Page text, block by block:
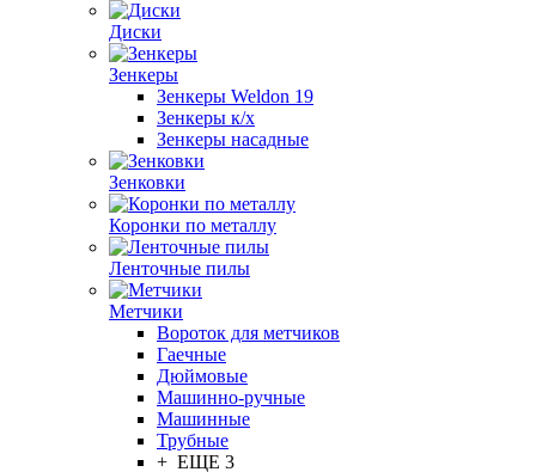
Диски
Зенкеры
Зенкеры Weldon 19
Зенкеры к/х
Зенкеры насадные
Зенковки
Коронки по металлу
Ленточные пилы
Метчики
Вороток для метчиков
Гаечные
Дюймовые
Машинно-ручные
Машинные
Трубные
+ ЕЩЕ 3